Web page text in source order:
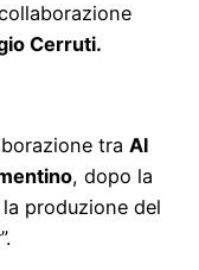
Cerruti.
tra Al
, dopo la
produzione del